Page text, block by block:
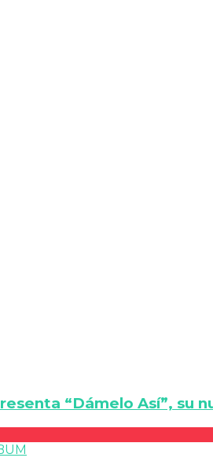
“Dámelo Así”, su